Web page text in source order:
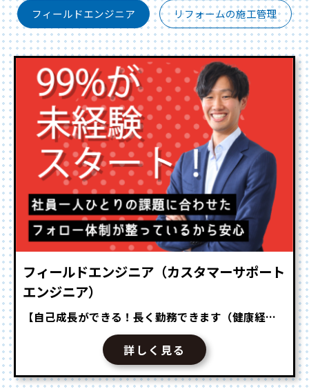
フィールドエンジニア リフォームの施工管理
フィールドエンジニア（カスタマーサポート
エンジニア）
【自己成長ができる！長く勤務できます（健康経営優良法人2025認定企業）】 お客様が必要とされるインフラ・OA機器の設置・保守を担当し、導入後は導入機器の利活用案内などのアフターフォローを行います。 お客様環境を熟知するポジションですので、各事業部とも連携し、案件に対して幅広く提案が可能です。 真面目にコツコツと仕事が出来る方なら未経験でも全く問題御座いません！ 業務拡大の為、新たに仲間になって頂ける営業を募集します！ 毎年110％以上の成長事業！ ★反響＆既存がメイン ★営業部門と連携し、お客様に適した機器・ソリューションを提案できます 入社後、ご自身の経験・ビジョンによるキャリアコース選択制度！ ★定期面談でご自身の将来に応じたキャリアコースを検討できます ★様々な事業セグメントを見て頂き、得意分野のスキルを活かせます 〜業務事例〜 ・導入機器活用による業務改善コンサルティング ・会社経費を削減したい⇒複合機などの商材提案でコスト削減 ・PC調達に手間と経費がかかる⇒レンタルPC導入で手間と経費を削減 ・ニーズを引き出し、作業効率アップのご提案を行う ・DX化に向けた機器導入、ソリューションのコンサルティング 職種（メイン業務） テクニカルサポート（IT） OS（all） Linux、MacOS、Windows、AndroidOS、iOS（Apple） 対象顧客／業界知識 IT／通信 コンサルティングファーム、ソフトウェアベンダ、システムインテグレータ、通信キャリア、ISP、クラウド、その他（IT／通信） コンサルティング／リサーチ コンサルティング（メーカー／SI系） 取扱商材（自社／他社） 自社商品／サービス 取扱商材（toC／toB） toC／toB BtoB 経験業務（テクサポ） 障害対応（切り分け）、障害対応（報告／エスカレーション）
詳しく見る